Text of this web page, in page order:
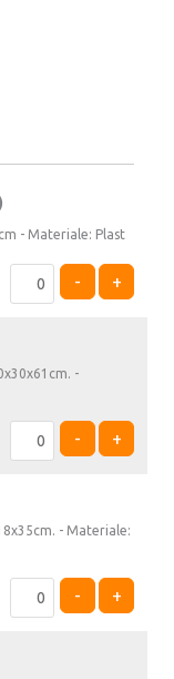
- Materiale: Plast
- +
-
- +
- Materiale:
- +